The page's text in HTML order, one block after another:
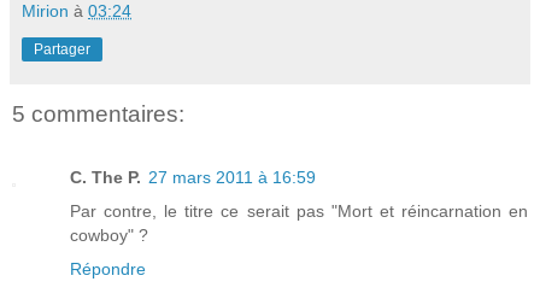
Mirion à 03:24
Partager
5 commentaires:
C. The P. 27 mars 2011 à 16:59
Par contre, le titre ce serait pas "Mort et réincarnation en
cowboy" ?
Répondre